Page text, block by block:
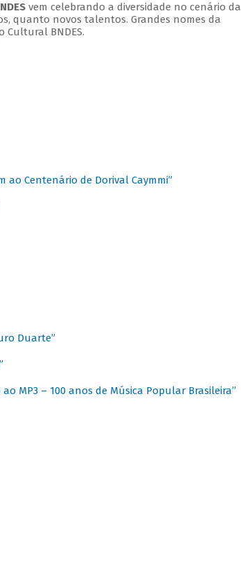
vem celebrando a diversidade no cenário da
quanto novos talentos. Grandes nomes da
Cultural BNDES.
ao Centenário de Dorival Caymmi”
Duarte”
MP3 – 100 anos de Música Popular Brasileira”